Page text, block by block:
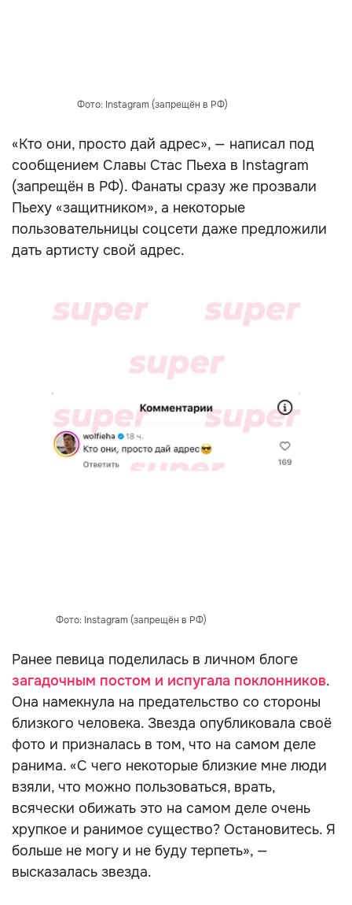
Фото: Instagram (запрещён в РФ)
«Кто они, просто дай адрес», — написал под
сообщением Славы Стас Пьеха в Instagram
(запрещён в РФ). Фанаты сразу же прозвали
Пьеху «защитником», а некоторые
пользовательницы соцсети даже предложили
дать артисту свой адрес.
Фото: Instagram (запрещён в РФ)
Ранее певица поделилась в личном блоге
загадочным постом и испугала поклонников.
Она намекнула на предательство со стороны
близкого человека. Звезда опубликовала своё
фото и призналась в том, что на самом деле
ранима. «С чего некоторые близкие мне люди
взяли, что можно пользоваться, врать,
всячески обижать это на самом деле очень
хрупкое и ранимое существо? Остановитесь. Я
больше не могу и не буду терпеть», —
высказалась звезда.